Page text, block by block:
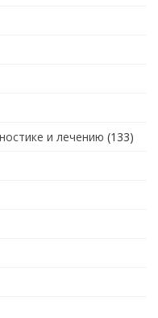
и лечению (133)